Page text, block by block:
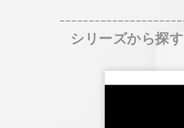
シリーズから探す